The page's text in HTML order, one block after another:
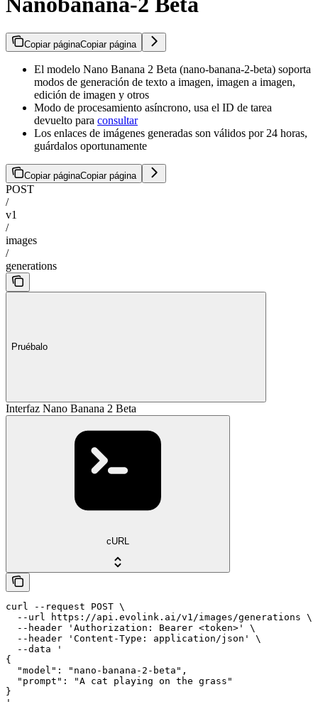
Copiar páginaCopiar página
El modelo Nano Banana 2 Beta (nano-banana-2-beta) soporta
modos de generación de texto a imagen, imagen a imagen,
edición de imagen y otros
Modo de procesamiento asíncrono, usa el ID de tarea
devuelto para consultar
Los enlaces de imágenes generadas son válidos por 24 horas,
guárdalos oportunamente
Copiar páginaCopiar página
POST
/
v1
/
images
/
generations
Pruébalo
Interfaz Nano Banana 2 Beta
cURL
curl --request POST \
  --url https://api.evolink.ai/v1/images/generations \
  --header 'Authorization: Bearer <token>' \
  --header 'Content-Type: application/json' \
  --data '
{
  "model": "nano-banana-2-beta",
  "prompt": "A cat playing on the grass"
}
'